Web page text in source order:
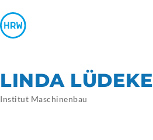
LINDA LÜDEKE
Institut Maschinenbau